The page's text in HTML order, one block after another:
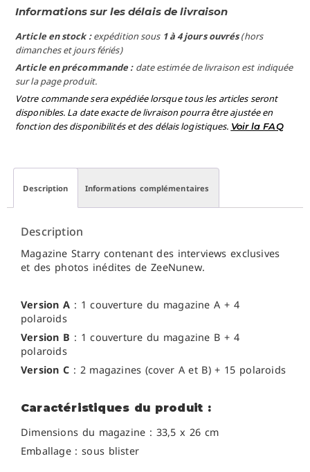
Informations sur les délais de livraison
Article en stock :expédition sous 1 à 4 jours ouvrés(hors
dimanches et jours fériés)
Article en précommande : date estimée de livraison est indiquée
sur la page produit.
Votre commande sera expédiée lorsque tous les articles seront
disponibles. La date exacte de livraison pourra être ajustée en
fonction des disponibilités et des délais logistiques. Voir la FAQ
Description Informations complémentaires
Description
Magazine Starry contenant des interviews exclusives
et des photos inédites de ZeeNunew.
Version A : 1 couverture du magazine A + 4
polaroids
Version B : 1 couverture du magazine B + 4
polaroids
Version C : 2 magazines (cover A et B) + 15 polaroids
Caractéristiques du produit :
Dimensions du magazine : 33,5 x 26 cm
Emballage : sous blister